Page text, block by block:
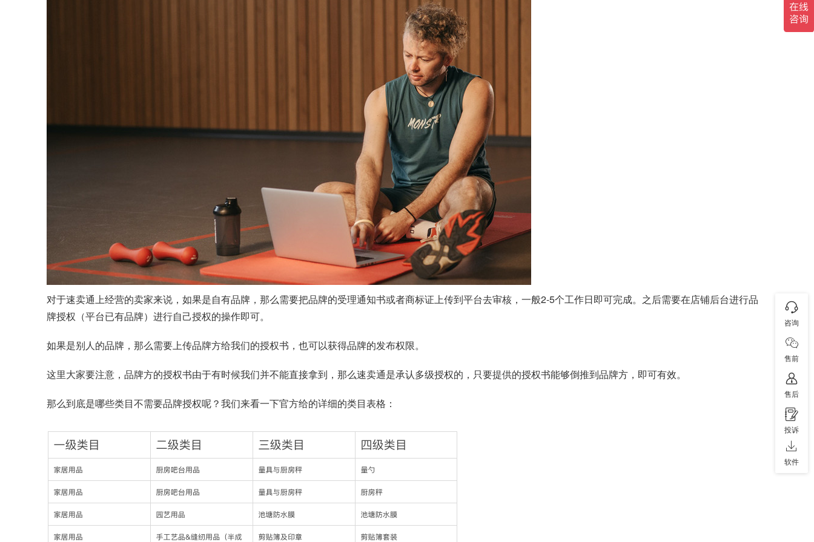
对于速卖通上经营的卖家来说，如果是自有品牌，那么需要把品牌的受理通知书或者商标证上传到平台去审核，一般2-5个工作日即可完成。之后需要在店铺后台进行品
牌授权（平台已有品牌）进行自己授权的操作即可。
如果是别人的品牌，那么需要上传品牌方给我们的授权书，也可以获得品牌的发布权限。
这里大家要注意，品牌方的授权书由于有时候我们并不能直接拿到，那么速卖通是承认多级授权的，只要提供的授权书能够倒推到品牌方，即可有效。
那么到底是哪些类目不需要品牌授权呢？我们来看一下官方给的详细的类目表格：
咨询
售前
售后
投诉
软件